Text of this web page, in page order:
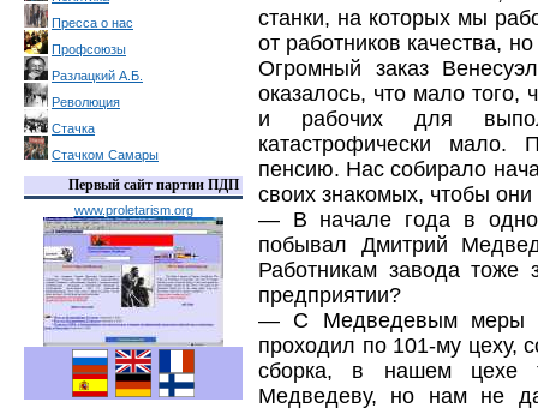
Пресса о нас
Профсоюзы
Разлацкий А.Б.
Революция
Стачка
Стачком Самары
Первый сайт партии ПДП
www.proletarism.org
станки, на которых мы
от работников качества,
Огромный заказ
оказалось, что мало того,
и рабочих для
катастрофически
пенсию. Нас собирало
своих знакомых, чтобы
— В начале года в
побывал Дмитрий
Работникам завода тоже
предприятии?
— С Медведевым меры
проходил по 101-му цеху,
сборка, в нашем цехе
Медведеву, но нам не